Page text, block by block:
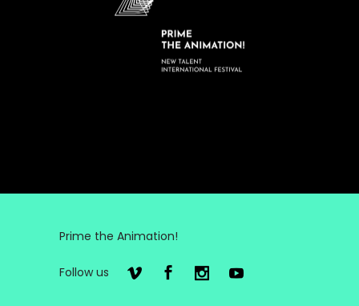
Prime the Animation!
Follow us